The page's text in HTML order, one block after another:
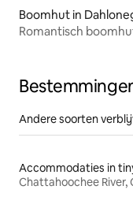
Boomhut in
Romantisch
Andere soorten